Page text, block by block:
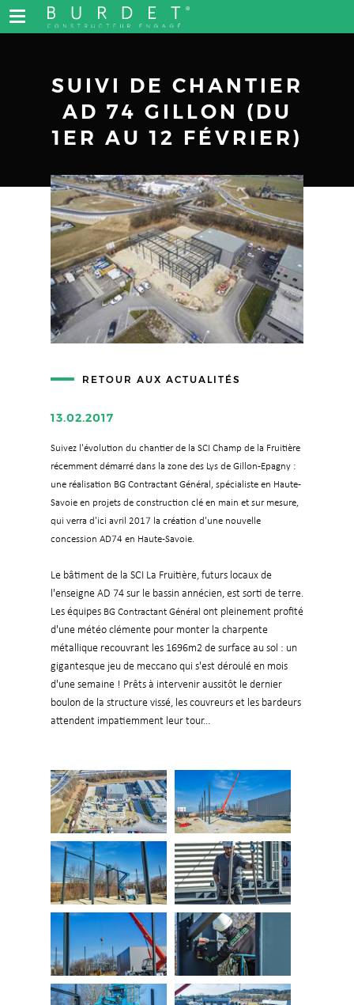
SUIVI DE CHANTIER
AD 74 GILLON (DU
1ER AU 12 FÉVRIER)
RETOUR AUX ACTUALITÉS
13.02.2017
Suivez l'évolution du chantier de la SCI Champ de la Fruitière
récemment démarré dans la zone des Lys de Gillon-Epagny :
une réalisation BG Contractant Général, spécialiste en Haute-
Savoie en projets de construction clé en main et sur mesure,
qui verra d'ici avril 2017 la création d'une nouvelle
concession AD74 en Haute-Savoie.
Le bâtiment de la SCI La Fruitière, futurs locaux de
l'enseigne AD 74 sur le bassin annécien, est sorti de terre.
Les équipes BG Contractant Général ont pleinement profité
d'une météo clémente pour monter la charpente
métallique recouvrant les 1696m2 de surface au sol : un
gigantesque jeu de meccano qui s'est déroulé en mois
d'une semaine ! Prêts à intervenir aussitôt le dernier
boulon de la structure vissé, les couvreurs et les bardeurs
attendent impatiemment leur tour...